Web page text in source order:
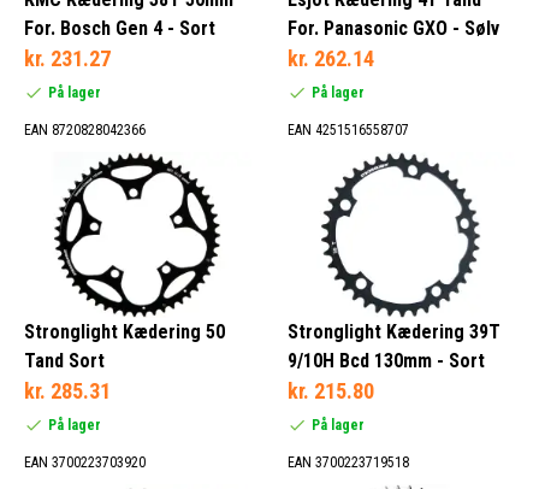
For. Bosch Gen 4 - Sort
kr. 231.27
På lager
EAN 8720828042366
For. Panasonic GXO - Sølv
kr. 262.14
På lager
EAN 4251516558707
Stronglight Kædering 50
Tand Sort
kr. 285.31
På lager
EAN 3700223703920
Stronglight Kædering 39T
9/10H Bcd 130mm - Sort
kr. 215.80
På lager
EAN 3700223719518